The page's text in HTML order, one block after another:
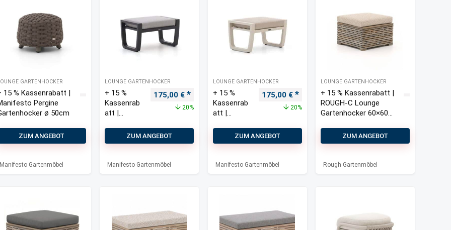
GARTENHOCKER
15 % Kassenrabatt |
Pergine
ø 50cm
ZUM ANGEBOT
Manifesto Gartenmöbel
LOUNGE GARTENHOCKER
+ 15 %
Kassenrab
att |
Rubbiano
Lounge
ker
Ursprünglicher Preis war: 220,00 €
175,00 € Aktueller Preis ist: 175,00 €.
20%
ZUM ANGEBOT
Manifesto Gartenmöbel
LOUNGE GARTENHOCKER
+ 15 %
Kassenrab
att |
Rubbiano
Lounge
ker
Ursprünglicher Preis war: 220,00 €
175,00 € Aktueller Preis ist: 175,00 €.
20%
ZUM ANGEBOT
Manifesto Gartenmöbel
LOUNGE GARTENHOCKER
+ 15 % Kassenrabatt |
ROUGH-C Lounge
Gartenhocker 60×60
ZUM ANGEBOT
Rough Gartenmöbel